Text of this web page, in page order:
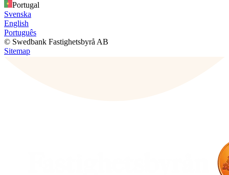
Portugal
Svenska
English
Português
© Swedbank Fastighetsbyrå AB
Sitemap